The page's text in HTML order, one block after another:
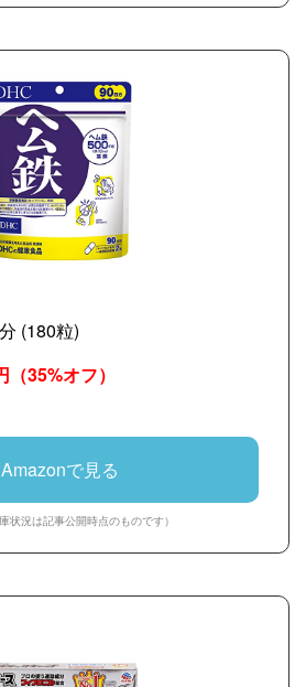
(180粒)
（35%オフ）
Amazonで見る
状況は記事公開時点のものです）